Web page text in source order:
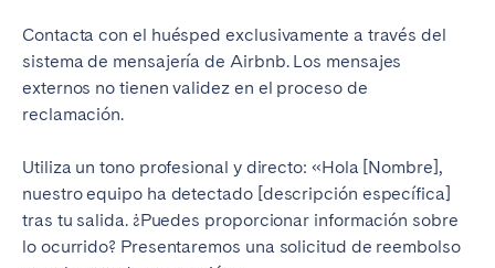
Contacta con el huésped exclusivamente a través del
sistema de mensajería de Airbnb. Los mensajes
externos no tienen validez en el proceso de
reclamación.
Utiliza un tono profesional y directo: «Hola [Nombre],
nuestro equipo ha detectado [descripción específica]
tras tu salida. ¿Puedes proporcionar información sobre
lo ocurrido? Presentaremos una solicitud de reembolso